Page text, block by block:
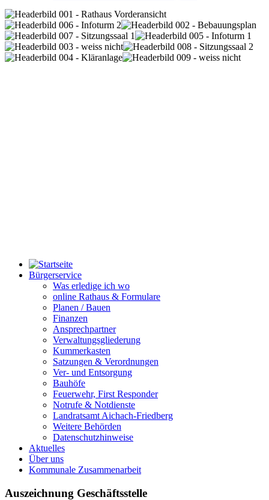
Bürgerservice
Was erledige ich wo
online Rathaus & Formulare
Planen / Bauen
Finanzen
Ansprechpartner
Verwaltungsgliederung
Kummerkasten
Satzungen & Verordnungen
Ver- und Entsorgung
Bauhöfe
Feuerwehr, First Responder
Notrufe & Notdienste
Landratsamt Aichach-Friedberg
Weitere Behörden
Datenschutzhinweise
Aktuelles
Über uns
Kommunale Zusammenarbeit
Auszeichnung Geschäftsstelle